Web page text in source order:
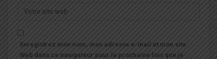
Enregistrez mon nom, mon adresse e-mail et mon site
Web dans ce navigateur pour la prochaine fois que je